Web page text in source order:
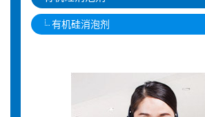
有机硅消泡剂